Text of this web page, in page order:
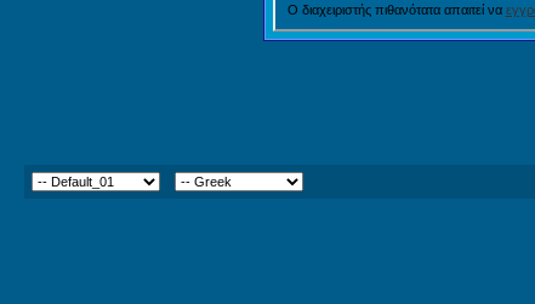
Ο διαχειριστής πιθανότατα απαιτεί να